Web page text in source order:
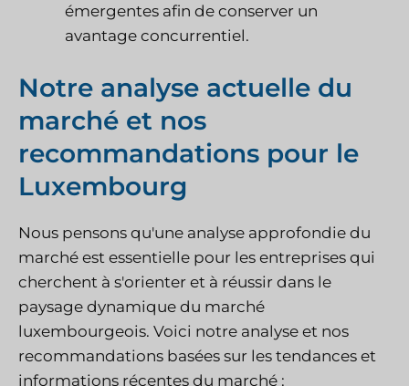
émergentes afin de conserver un
avantage concurrentiel.
Notre analyse actuelle du
marché et nos
recommandations pour le
Luxembourg
Nous pensons qu'une analyse approfondie du
marché est essentielle pour les entreprises qui
cherchent à s'orienter et à réussir dans le
paysage dynamique du marché
luxembourgeois. Voici notre analyse et nos
recommandations basées sur les tendances et
informations récentes du marché :